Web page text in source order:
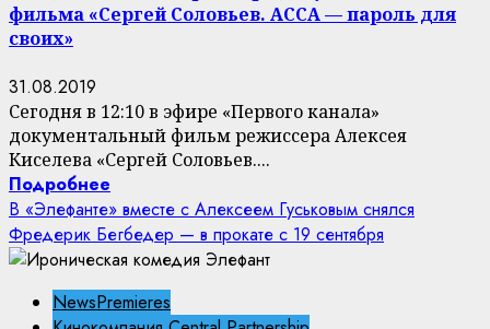
фильма «Сергей Соловьев. АССА — пароль для
своих»
31.08.2019
Сегодня в 12:10 в эфире «Первого канала»
документальный фильм режиссера Алексея
Киселева «Сергей Соловьев....
Подробнее
В «Элефанте» вместе с Алексеем Гуськовым снялся
Фредерик Бегбедер — в прокате с 19 сентября
NewsPremieres